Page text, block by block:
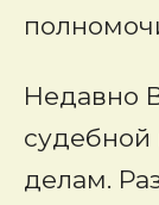
Недавно
судебной
делам.